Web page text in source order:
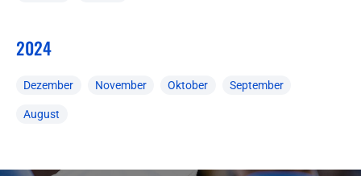
2024
Dezember November Oktober September
August